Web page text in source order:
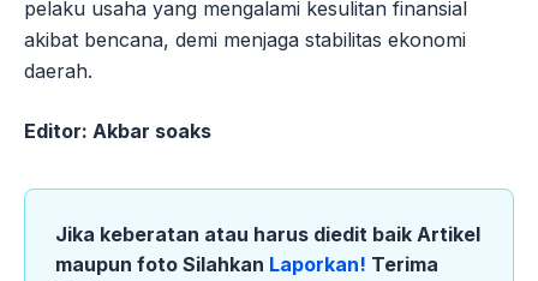
pelaku usaha yang mengalami kesulitan finansial
akibat bencana, demi menjaga stabilitas ekonomi
daerah.
Editor: Akbar soaks
Jika keberatan atau harus diedit baik Artikel
maupun foto Silahkan Laporkan! Terima